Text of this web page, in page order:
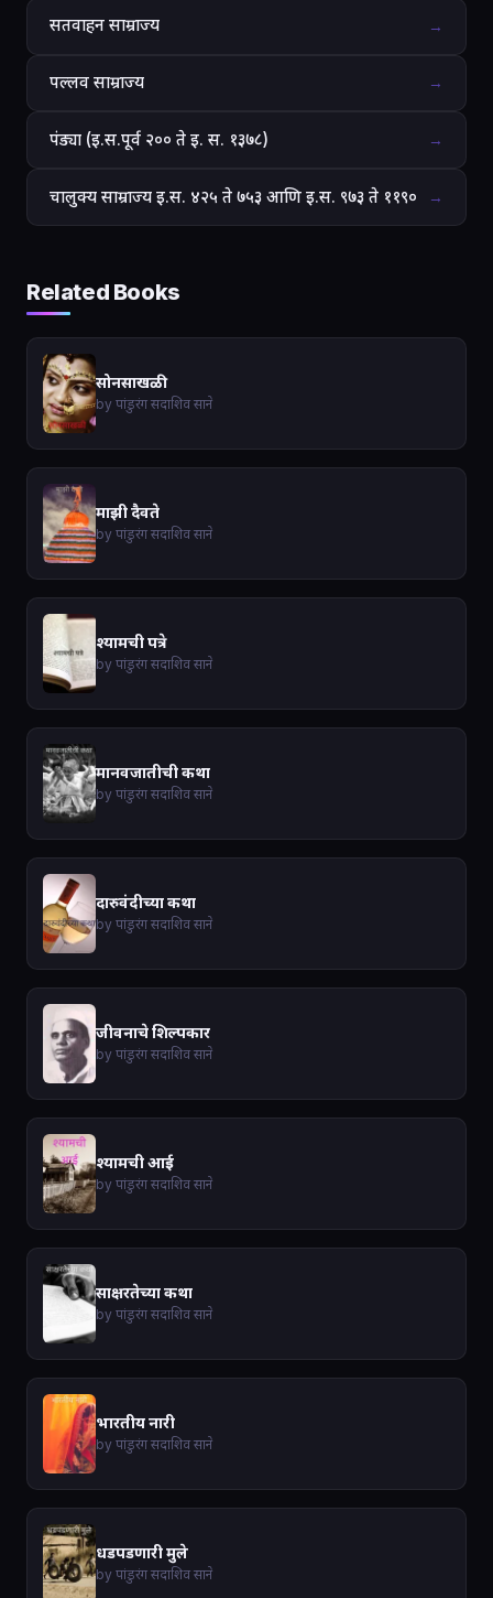
सतवाहन साम्राज्य →
पल्लव साम्राज्य →
पंड्या (इ.स.पूर्व २०० ते इ. स. १३७८) →
चालुक्य साम्राज्य इ.स. ४२५ ते ७५३ आणि इ.स. ९७३ ते ११९० →
Related Books
सोनसाखळी
by पांडुरंग सदाशिव साने
माझी दैवते
by पांडुरंग सदाशिव साने
श्यामची पत्रे
by पांडुरंग सदाशिव साने
मानवजातीची कथा
by पांडुरंग सदाशिव साने
दारुवंदीच्या कथा
by पांडुरंग सदाशिव साने
जीवनाचे शिल्पकार
by पांडुरंग सदाशिव साने
श्यामची आई
by पांडुरंग सदाशिव साने
साक्षरतेच्या कथा
by पांडुरंग सदाशिव साने
भारतीय नारी
by पांडुरंग सदाशिव साने
धडपडणारी मुले
by पांडुरंग सदाशिव साने